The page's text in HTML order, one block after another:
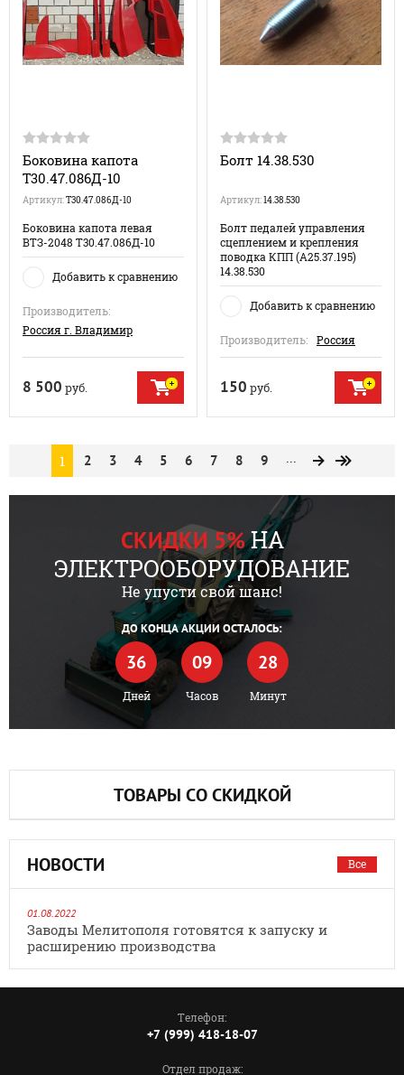
Боковина капота
Т30.47.086Д-10
Артикул:Т30.47.086Д-10
Боковина капота левая
ВТЗ-2048 Т30.47.086Д-10
Добавить к сравнению
Производитель:
Россия г. Владимир
8 500 руб.
Болт 14.38.530
Артикул:14.38.530
Болт педалей управления
сцеплением и крепления
поводка КПП (А25.37.195)
14.38.530
Добавить к сравнению
Производитель: Россия
150 руб.
1 2 3 4 5 6 7 8 9 ...
СКИДКИ 5%НА
ЭЛЕКТРООБОРУДОВАНИЕ
Не упусти свой шанс!
ДО КОНЦА АКЦИИ ОСТАЛОСЬ:
36
Дней
09
Часов
28
Минут
ТОВАРЫ СО СКИДКОЙ
НОВОСТИ Все
01.08.2022
Заводы Мелитополя готовятся к запуску и
расширению производства
Телефон:
+7 (999) 418-18-07
Отдел продаж: